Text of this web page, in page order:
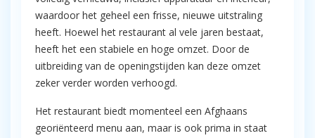
waardoor het geheel een frisse, nieuwe uitstraling
heeft. Hoewel het restaurant al vele jaren bestaat,
heeft het een stabiele en hoge omzet. Door de
uitbreiding van de openingstijden kan deze omzet
zeker verder worden verhoogd.
Het restaurant biedt momenteel een Afghaans
georiënteerd menu aan, maar is ook prima in staat